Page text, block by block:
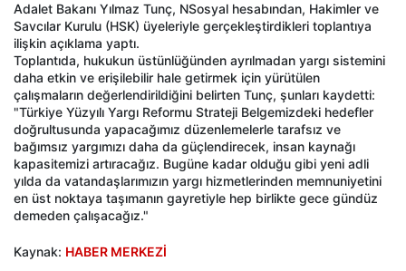
Adalet Bakanı Yılmaz Tunç, NSosyal hesabından, Hakimler ve
Savcılar Kurulu (HSK) üyeleriyle gerçekleştirdikleri toplantıya
ilişkin açıklama yaptı.
Toplantıda, hukukun üstünlüğünden ayrılmadan yargı sistemini
daha etkin ve erişilebilir hale getirmek için yürütülen
çalışmaların değerlendirildiğini belirten Tunç, şunları kaydetti:
"Türkiye Yüzyılı Yargı Reformu Strateji Belgemizdeki hedefler
doğrultusunda yapacağımız düzenlemelerle tarafsız ve
bağımsız yargımızı daha da güçlendirecek, insan kaynağı
kapasitemizi artıracağız. Bugüne kadar olduğu gibi yeni adli
yılda da vatandaşlarımızın yargı hizmetlerinden memnuniyetini
en üst noktaya taşımanın gayretiyle hep birlikte gece gündüz
demeden çalışacağız."
Kaynak: HABER MERKEZİ